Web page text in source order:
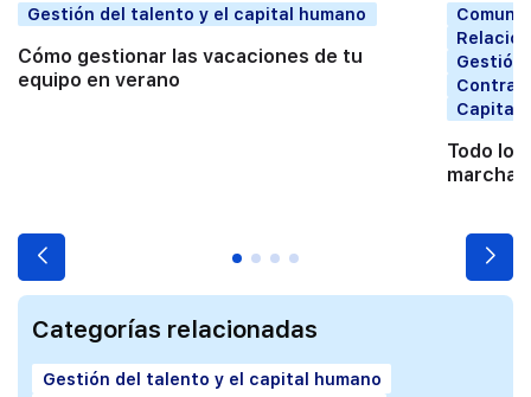
Gestión del talento y el capital humano
Cómo gestionar las vacaciones de tu
equipo en verano
Gestión
Capital
Todo lo
Categorías relacionadas
Gestión del talento y el capital humano